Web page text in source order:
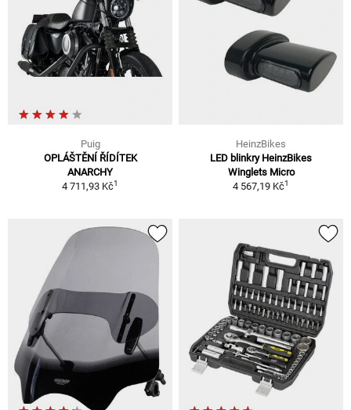
Puig
OPLÁŠTĚNÍ ŘÍDÍTEK
ANARCHY
4 711,93 Kč1
HeinzBikes
LED blinkry HeinzBikes
Winglets Micro
4 567,19 Kč1